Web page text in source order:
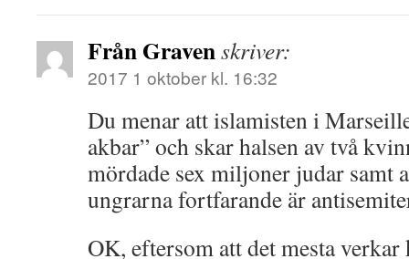
Från Gravenskriver:
2017 1 oktober kl. 16:32
Du menar att islamisten i
akbar” och skar halsen av två
mördade sex miljoner judar samt
ungrarna fortfarande är
OK, eftersom att det mesta